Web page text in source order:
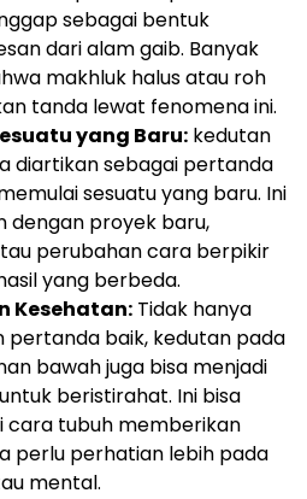
sebagai bentuk
dari alam gaib. Banyak
makhluk halus atau roh
tanda lewat fenomena ini.
yang Baru: kedutan
diartikan sebagai pertanda
sesuatu yang baru. Ini
dengan proyek baru,
perubahan cara berpikir
yang berbeda.
Kesehatan: Tidak hanya
pertanda baik, kedutan pada
bawah juga bisa menjadi
beristirahat. Ini bisa
cara tubuh memberikan
perlu perhatian lebih pada
mental.